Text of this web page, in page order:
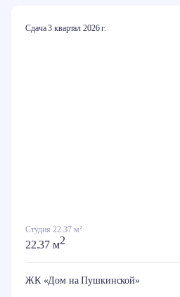
Сдача 3 квартал 2026 г.
Студия 22.37 м²
22.37 м2
ЖК «Дом на Пушкинской»